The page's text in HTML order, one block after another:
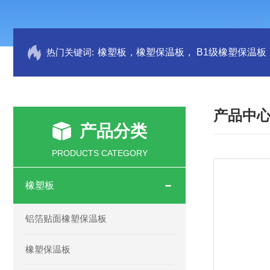
热门关键词:
产品分类
PRODUCTS CATEGORY
橡塑板
铝箔贴面橡塑保温板
橡塑保温板
产品中